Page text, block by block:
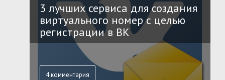
3 лучших сервиса для создания
виртуального номер с целью
регистрации в ВК
4 комментария